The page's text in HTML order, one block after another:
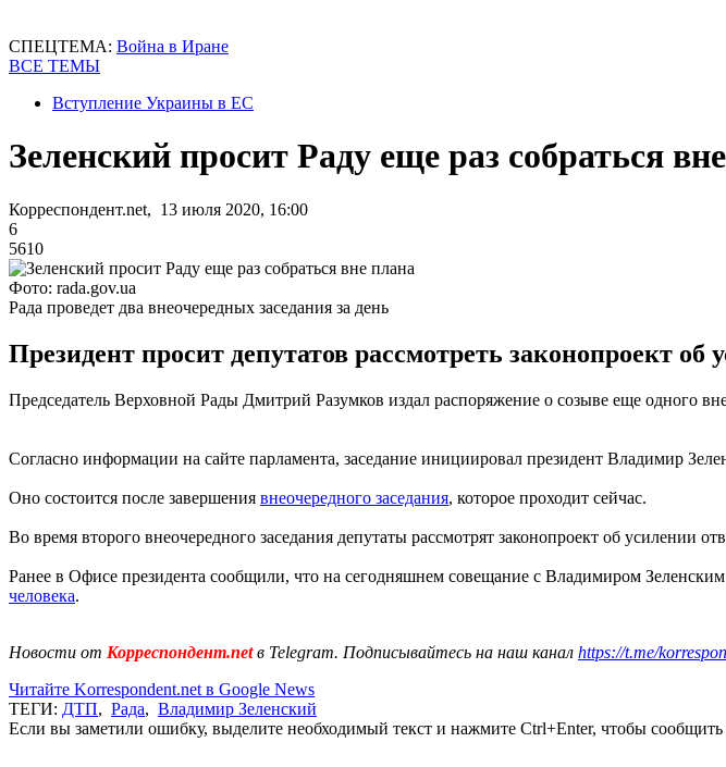
СПЕЦТЕМА: Война в Иране
ВСЕ ТЕМЫ
Вступление Украины в ЕС
Зеленский просит Раду еще раз собраться
Корреспондент.net, 13 июля 2020, 16:00
6
5610
Фото: rada.gov.ua
Рада проведет два внеочередных заседания за день
Президент просит депутатов рассмотреть законопроект
Председатель Верховной Рады Дмитрий Разумков издал распоряжение о созыве еще одного
Согласно информации на сайте парламента, заседание инициировал президент Владимир
Оно состоится после завершения внеочередного заседания, которое проходит сейчас.
Во время второго внеочередного заседания депутаты рассмотрят законопроект об усилении
Ранее в Офисе президента сообщили, что на сегодняшнем совещание с Владимиром
человека.
Новости от Корреспондент.netв Telegram. Подписывайтесь на наш канал https://t.me/
Читайте Korrespondent.net в Google News
ТЕГИ: ДТП, Рада, Владимир Зеленский
Если вы заметили ошибку, выделите необходимый текст и нажмите Ctrl+Enter, чтобы сообщить